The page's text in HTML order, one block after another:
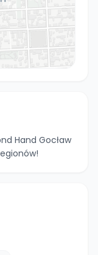
Hand Gocław